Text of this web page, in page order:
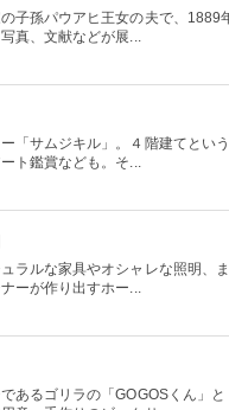
子孫パウアヒ王女の夫で、1889
真、文献などが展...
「サムジキル」。４階建てとい
ト鑑賞なども。そ...
ラルな家具やオシャレな照明、
ーが作り出すホー...
あるゴリラの「GOGOSくん」